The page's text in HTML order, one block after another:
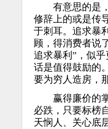
有意思的是，
修辞上的或是传
于刺耳。追求暴
顾，得消费者说
追求暴利”，似
话是值得鼓励的
要为穷人造房，
赢得廉价的掌
必跌，只要标榜
天悯人、关心底